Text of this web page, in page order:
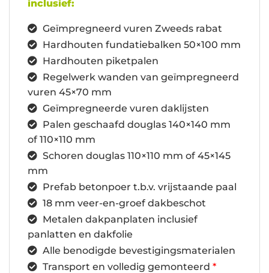
inclusief:
Geïmpregneerd vuren Zweeds rabat
Hardhouten fundatiebalken 50×100 mm
Hardhouten piketpalen
Regelwerk wanden van geïmpregneerd
vuren 45×70 mm
Geïmpregneerde vuren daklijsten
Palen geschaafd douglas 140×140 mm
of 110×110 mm
Schoren douglas 110×110 mm of 45×145
mm
Prefab betonpoer t.b.v. vrijstaande paal
18 mm veer-en-groef dakbeschot
Metalen dakpanplaten inclusief
panlatten en dakfolie
Alle benodigde bevestigingsmaterialen
Transport en volledig gemonteerd *